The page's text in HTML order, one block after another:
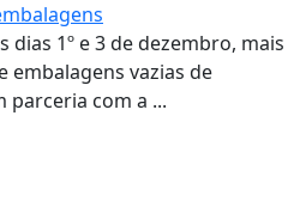
dias 1º e 3 de dezembro, mais
embalagens vazias de
parceria com a ...